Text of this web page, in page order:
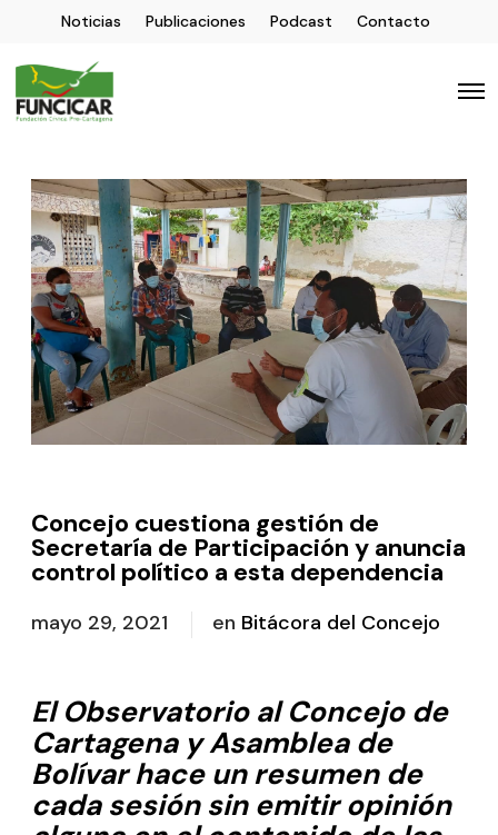
Noticias Publicaciones Podcast Contacto
Concejo cuestiona gestión de
Secretaría de Participación y anuncia
control político a esta dependencia
mayo 29, 2021 en Bitácora del Concejo
El Observatorio al Concejo de
Cartagena y Asamblea de
Bolívar hace un resumen de
cada sesión sin emitir opinión